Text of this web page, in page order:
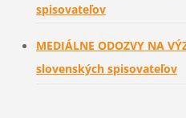
spisovateľov
MEDIÁLNE ODOZVY NA
slovenských spisovateľov